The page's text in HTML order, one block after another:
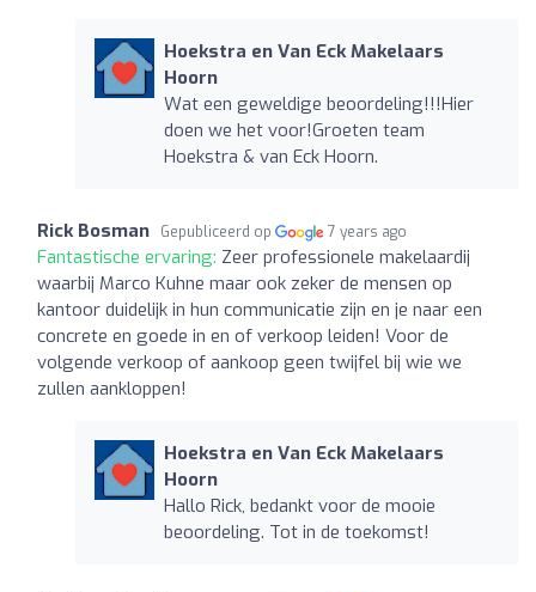
Hoekstra en Van Eck Makelaars
Hoorn
Wat een geweldige beoordeling!!!Hier
doen we het voor!Groeten team
Hoekstra & van Eck Hoorn.
Rick Bosman Gepubliceerd op 7 years ago
Fantastische ervaring: Zeer professionele makelaardij
waarbij Marco Kuhne maar ook zeker de mensen op
kantoor duidelijk in hun communicatie zijn en je naar een
concrete en goede in en of verkoop leiden! Voor de
volgende verkoop of aankoop geen twijfel bij wie we
zullen aankloppen!
Hoekstra en Van Eck Makelaars
Hoorn
Hallo Rick, bedankt voor de mooie
beoordeling. Tot in de toekomst!